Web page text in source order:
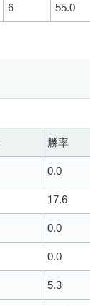
6 55.0
勝率
0.0
17.6
0.0
0.0
5.3